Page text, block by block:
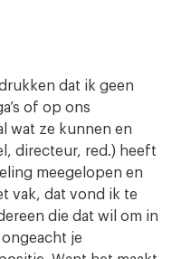
dat ik geen
of op ons
wat ze kunnen en
directeur, red.) heeft
meegelopen en
vak, dat vond ik te
die dat wil om in
je